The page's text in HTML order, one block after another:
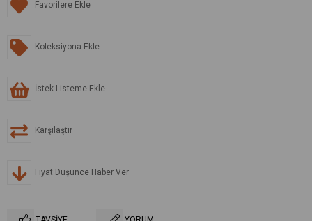
Favorilere Ekle
Koleksiyona Ekle
İstek Listeme Ekle
Karşılaştır
Fiyat Düşünce Haber Ver